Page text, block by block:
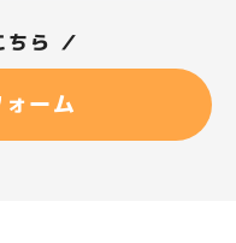
ちら ／
ーム